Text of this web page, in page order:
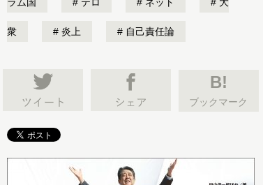
衆 炎上 自己責任論
B!
ブックマーク